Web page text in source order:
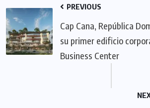
PREVIOUS
Cap Cana, República
su primer edificio
Business Center